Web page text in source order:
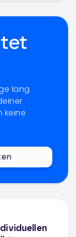
lang
keine